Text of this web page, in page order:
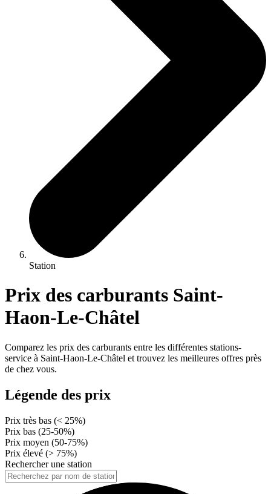
Station
Prix des carburants Saint-
Haon-Le-Châtel
Comparez les prix des carburants entre les différentes stations-
service à Saint-Haon-Le-Châtel et trouvez les meilleures offres près
de chez vous.
Légende des prix
Prix très bas (< 25%)
Prix bas (25-50%)
Prix moyen (50-75%)
Prix élevé (> 75%)
Rechercher une station